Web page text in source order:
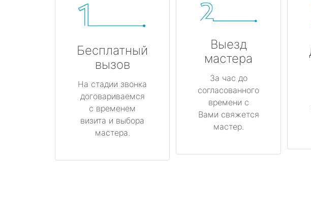
Бесплатный
вызов
На стадии звонка
договариваемся
с временем
визита и выбора
мастера.
Выезд
мастера
За час до
согласованного
времени с
Вами свяжется
мастер.